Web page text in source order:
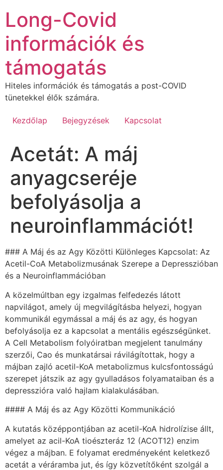
tartalomhoz
Long-Covid
információk és
támogatás
Hiteles információk és támogatás a post-COVID
tünetekkel élők számára.
Kezdőlap Bejegyzések Kapcsolat
Acetát: A máj
anyagcseréje
befolyásolja a
neuroinflammációt!
### A Máj és az Agy Közötti Különleges Kapcsolat: Az
Acetil-CoA Metabolizmusának Szerepe a Depresszióban
és a Neuroinflammációban
A közelmúltban egy izgalmas felfedezés látott
napvilágot, amely új megvilágításba helyezi, hogyan
kommunikál egymással a máj és az agy, és hogyan
befolyásolja ez a kapcsolat a mentális egészségünket.
A Cell Metabolism folyóiratban megjelent tanulmány
szerzői, Cao és munkatársai rávilágítottak, hogy a
májban zajló acetil-KoA metabolizmus kulcsfontosságú
szerepet játszik az agy gyulladásos folyamataiban és a
depresszióra való hajlam kialakulásában.
#### A Máj és az Agy Közötti Kommunikáció
A kutatás középpontjában az acetil-KoA hidrolízise állt,
amelyet az acil-KoA tioészteráz 12 (ACOT12) enzim
végez a májban. E folyamat eredményeként keletkező
acetát a véráramba jut, és így közvetítőként szolgál a